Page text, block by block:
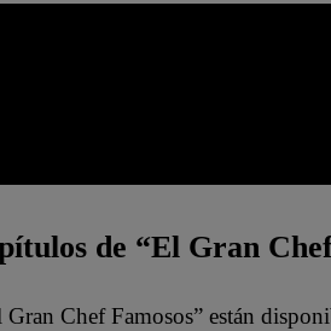
de “El Gran
Chef Famosos” están